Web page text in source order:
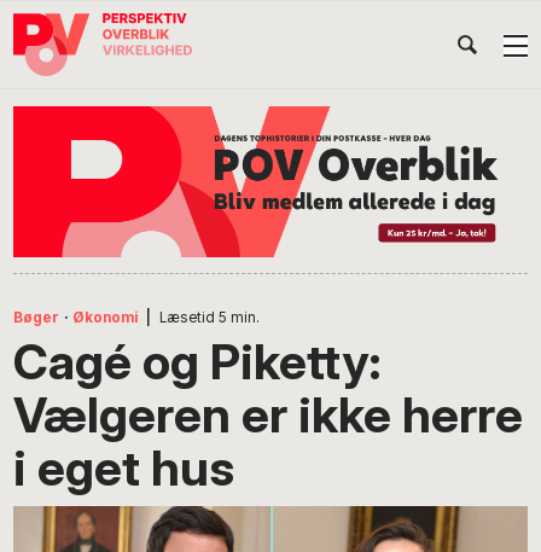
Gå
direkte
Skip
indhold
Gå
direkte
Bøger · Økonomi Læsetid 5 min.
Cagé og Piketty:
Vælgeren er ikke herre
i eget hus